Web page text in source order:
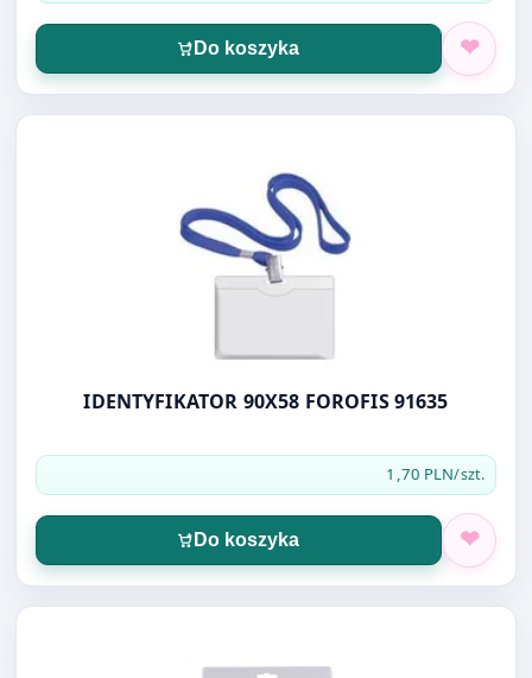
Do koszyka
Otwórz produkt: IDENTYFIKATOR 90X58 FOROFIS 91635
IDENTYFIKATOR 90X58 FOROFIS 91635
1,70 PLN/szt.
Do koszyka
Otwórz produkt: kieszeń foliowa A6 121X155mm 20szt